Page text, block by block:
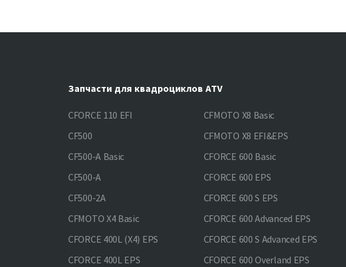
Запчасти для квадроциклов ATV
CFORCE 110 EFI
CF500
CF500-A Basic
CF500-A
CF500-2A
CFMOTO X4 Basic
CFORCE 400L (X4) EPS
CFORCE 400L EPS
CFMOTO X8 Basic
CFMOTO X8 EFI&EPS
CFORCE 600 Basic
CFORCE 600 EPS
CFORCE 600 S EPS
CFORCE 600 Advanced EPS
CFORCE 600 S Advanced EPS
CFORCE 600 Overland EPS